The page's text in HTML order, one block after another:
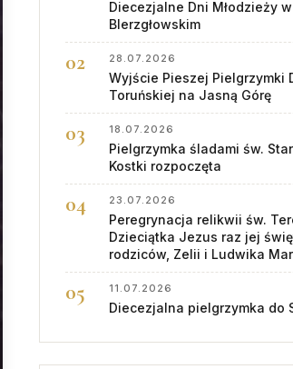
Diecezjalne Dni Młodzieży
BIerzgłowskim
28.07.2026
Wyjście Pieszej Pielgrzymki
Toruńskiej na Jasną Górę
18.07.2026
Pielgrzymka śladami św.
Kostki rozpoczęta
23.07.2026
Peregrynacja relikwii św.
Dzieciątka Jezus raz jej
rodziców, Zelii i Ludwika
11.07.2026
Diecezjalna pielgrzymka do